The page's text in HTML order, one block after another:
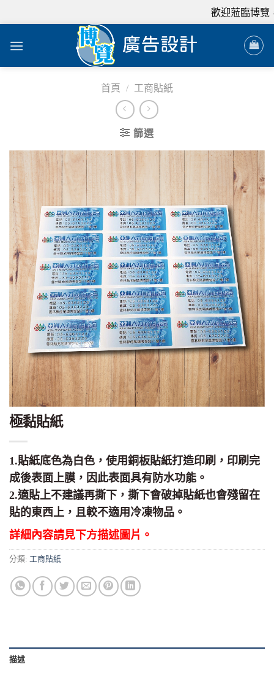
歡迎蒞臨博覽，
首頁 / 工商貼紙
篩選
極黏貼紙
1.貼紙底色為白色，使用銅板貼紙打造印刷，印刷完
成後表面上膜，因此表面具有防水功能。
2.適貼上不建議再撕下，撕下會破掉貼紙也會殘留在
貼的東西上，且較不適用冷凍物品。
詳細內容請見下方描述圖片。
分類: 工商貼紙
描述